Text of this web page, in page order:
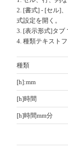
2. [書式] - [セル]
式設定を開く。
3. [表示形式]タブ
4. 種類テキスト
種類
[h]:mm
[h]時間
[h]時間mm分